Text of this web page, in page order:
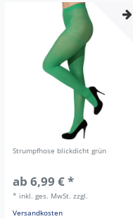
Strumpfhose blickdicht grün
ab 6,99 € *
* inkl. ges. MwSt. zzgl.
Versandkosten